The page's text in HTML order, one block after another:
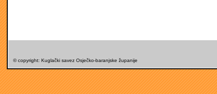
© copyright: Kuglački savez Osječko-baranjske županije